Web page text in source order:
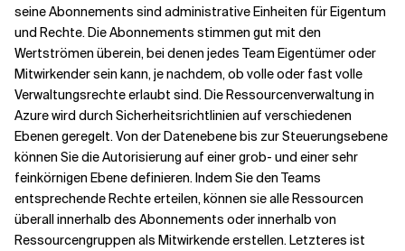
seine Abonnements sind administrative Einheiten für Eigentum
und Rechte. Die Abonnements stimmen gut mit den
Wertströmen überein, bei denen jedes Team Eigentümer oder
Mitwirkender sein kann, je nachdem, ob volle oder fast volle
Verwaltungsrechte erlaubt sind. Die Ressourcenverwaltung in
Azure wird durch Sicherheitsrichtlinien auf verschiedenen
Ebenen geregelt. Von der Datenebene bis zur Steuerungsebene
können Sie die Autorisierung auf einer grob- und einer sehr
feinkörnigen Ebene definieren. Indem Sie den Teams
entsprechende Rechte erteilen, können sie alle Ressourcen
überall innerhalb des Abonnements oder innerhalb von
Ressourcengruppen als Mitwirkende erstellen. Letzteres ist